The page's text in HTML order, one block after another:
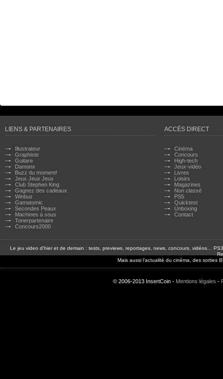
LIENS & PARTENAIRES
Illustrateur
Graphiste
Guitare
Damonx
Buzz du moment!
Jeux Jeux Jeux
Club Stephen King
Gagnez des cadeaux
Winbuz
Gamatomic
Secondes Peaux
Machines à sous
Tonerpartenaire
Concours2000
ACCÈS DIRECT
Cinéma
Concours
High-tech
Jeux-vidéo
Livres
Loisirs
Magazines
Non classé
PS5
Quicktest
Unboxing
Contact
Le jeu video d'hier et de demain : tests, previews, reportages, news, concours, vidéos…
Mais aussi l'actualité du cinéma, des sorties
© 2006-2013 InsertCoin - Mentions légales -